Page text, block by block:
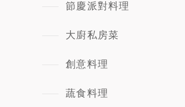
節慶派對料理
大廚私房菜
創意料理
蔬食料理